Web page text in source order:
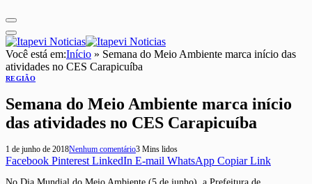
Você está em:Início » Semana do Meio Ambiente marca início das
atividades no CES Carapicuíba
REGIÃO
Semana do Meio Ambiente marca início
das atividades no CES Carapicuíba
1 de junho de 2018Nenhum comentário3 Mins lidos
Facebook Pinterest LinkedIn E-mail WhatsApp Copiar Link
No Dia Mundial do Meio Ambiente (5 de junho), a Prefeitura de